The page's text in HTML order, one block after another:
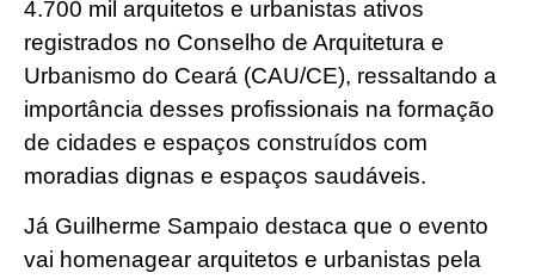
4.700 mil arquitetos e urbanistas ativos
registrados no Conselho de Arquitetura e
Urbanismo do Ceará (CAU/CE), ressaltando a
importância desses profissionais na formação
de cidades e espaços construídos com
moradias dignas e espaços saudáveis.
Já Guilherme Sampaio destaca que o evento
vai homenagear arquitetos e urbanistas pela